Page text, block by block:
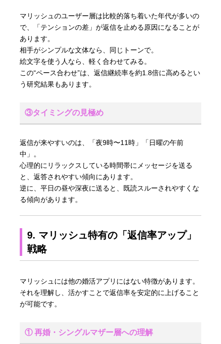
マリッシュのユーザー層は比較的落ち着いた年代が多いの
で、「テンションの差」が返信を止める原因になることが
あります。
相手がシンプルな文体なら、同じトーンで。
絵文字を使う人なら、軽く合わせてみる。
この“ペース合わせ”は、返信継続率を約1.8倍に高めるとい
う研究結果もあります。
③タイミングの見極め
返信が来やすいのは、「夜9時〜11時」「日曜の午前
中」。
心理的にリラックスしている時間帯にメッセージを送る
と、返答されやすい傾向にあります。
逆に、平日の昼や深夜に送ると、既読スルーされやすくな
る傾向があります。
9. マリッシュ特有の「返信率アップ」
戦略
マリッシュには他の婚活アプリにはない特徴があります。
それを理解し、活かすことで返信率を安定的に上げること
が可能です。
① 再婚・シングルマザー層への理解